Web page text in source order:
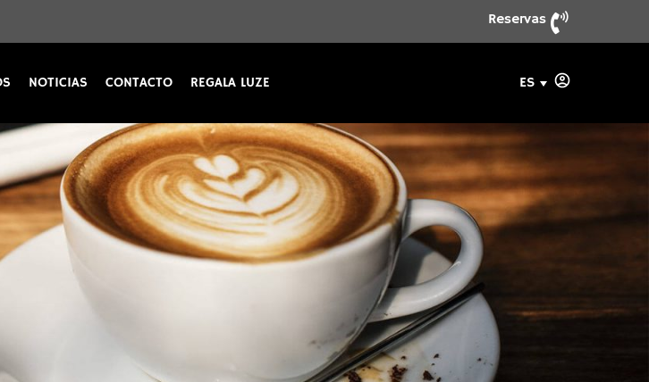
Reservas
NOTICIAS CONTACTO REGALA LUZE ES